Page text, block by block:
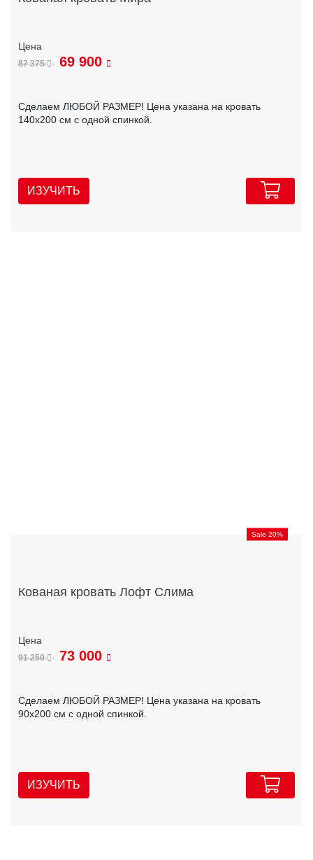
87 375 69 900
Сделаем ЛЮБОЙ РАЗМЕР! Цена указана на кровать
140х200 см с одной спинкой.
ИЗУЧИТЬ
Sale 20%
Кованая кровать Лофт Слима
91 250 73 000
Сделаем ЛЮБОЙ РАЗМЕР! Цена указана на кровать
90х200 см с одной спинкой.
ИЗУЧИТЬ